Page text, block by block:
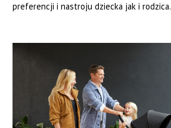
preferencji i nastroju dziecka jak i rodzica.